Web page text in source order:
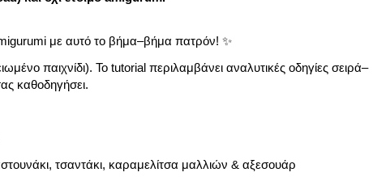
με αυτό το βήμα–βήμα πατρόν! ✨
παιχνίδι). Το tutorial περιλαμβάνει αναλυτικές οδηγίες σειρά–
καθοδηγήσει.
τσαντάκι, καραμελίτσα μαλλιών & αξεσουάρ